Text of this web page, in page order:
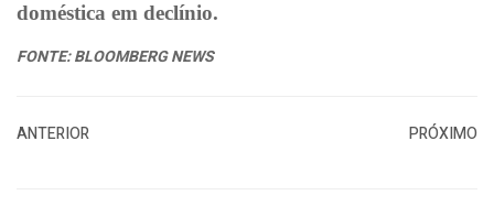
doméstica em declínio.
FONTE: BLOOMBERG NEWS
ANTERIOR PRÓXIMO